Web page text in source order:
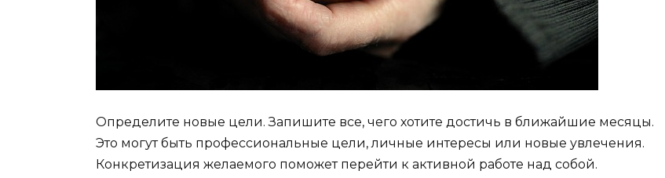
Определите новые цели. Запишите все, чего хотите достичь в ближайшие месяцы.
Это могут быть профессиональные цели, личные интересы или новые увлечения.
Конкретизация желаемого поможет перейти к активной работе над собой.